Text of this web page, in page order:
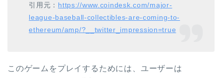
引用元： https://www.coindesk.com/major-
league-baseball-collectibles-are-coming-to-
ethereum/amp/?__twitter_impression=true
このゲームをプレイするためには、ユーザーは